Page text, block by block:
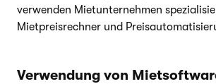
verwenden Mietunternehmen
Mietpreisrechner und
Verwendung von